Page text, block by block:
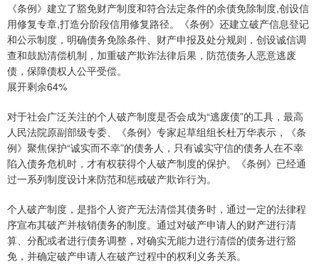
《条例》建立了豁免财产制度和符合法定条件的余债免除制度,创设信
用修复专章,打造分阶段信用修复路径。《条例》还建立破产信息登记
和公示制度，明确债务免除条件、财产申报及处分规则，创设诚信调
查和鼓励清偿机制，加重破产欺诈法律后果，防范债务人恶意逃废
债，保障债权人公平受偿。
展开剩余64%
对于社会广泛关注的个人破产制度是否会成为“逃废债”的工具，最高
人民法院原副部级专委、《条例》专家起草组组长杜万华表示，《条
例》聚焦保护“诚实而不幸”的债务人，只有诚实守信的债务人在不幸
陷入债务危机时，才有权获得个人破产制度的保护。《条例》已经通
过一系列制度设计来防范和惩戒破产欺诈行为。
个人破产制度，是指个人资产无法清偿其债务时，通过一定的法律程
序宣布其破产并核销债务的制度。通过对破产申请人的财产进行清
算、分配或者进行债务调整，对确实无能力进行清偿的债务进行豁
免，并确定破产申请人在破产过程中的权利义务关系。